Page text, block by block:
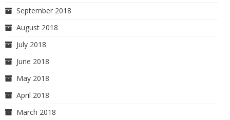
September 2018
August 2018
July 2018
June 2018
May 2018
April 2018
March 2018